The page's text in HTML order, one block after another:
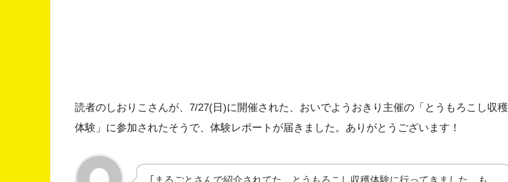
読者のしおりこさんが、7/27(日)に開催された、おいでようおきり主催の「とうもろこし収穫
体験」に参加されたそうで、体験レポートが届きました。ありがとうございます！
｢まるごとさんで紹介されてた、とうもろこし収穫体験に行ってきました。も